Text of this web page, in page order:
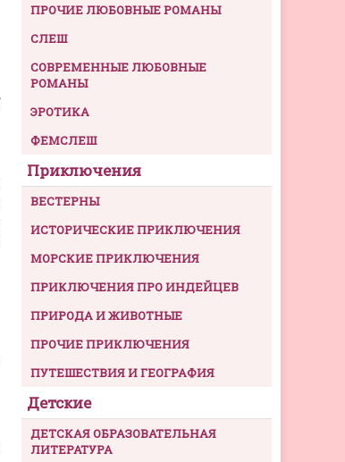
ПРОЧИЕ ЛЮБОВНЫЕ РОМАНЫ
СЛЕШ
СОВРЕМЕННЫЕ ЛЮБОВНЫЕ
РОМАНЫ
ЭРОТИКА
ФЕМСЛЕШ
Приключения
ВЕСТЕРНЫ
ИСТОРИЧЕСКИЕ ПРИКЛЮЧЕНИЯ
МОРСКИЕ ПРИКЛЮЧЕНИЯ
ПРИКЛЮЧЕНИЯ ПРО ИНДЕЙЦЕВ
ПРИРОДА И ЖИВОТНЫЕ
ПРОЧИЕ ПРИКЛЮЧЕНИЯ
ПУТЕШЕСТВИЯ И ГЕОГРАФИЯ
Детские
ДЕТСКАЯ ОБРАЗОВАТЕЛЬНАЯ
ЛИТЕРАТУРА